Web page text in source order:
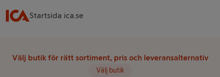
Startsida ica.se
Välj butik för rätt sortiment, pris och leveransalternativ
Välj butik